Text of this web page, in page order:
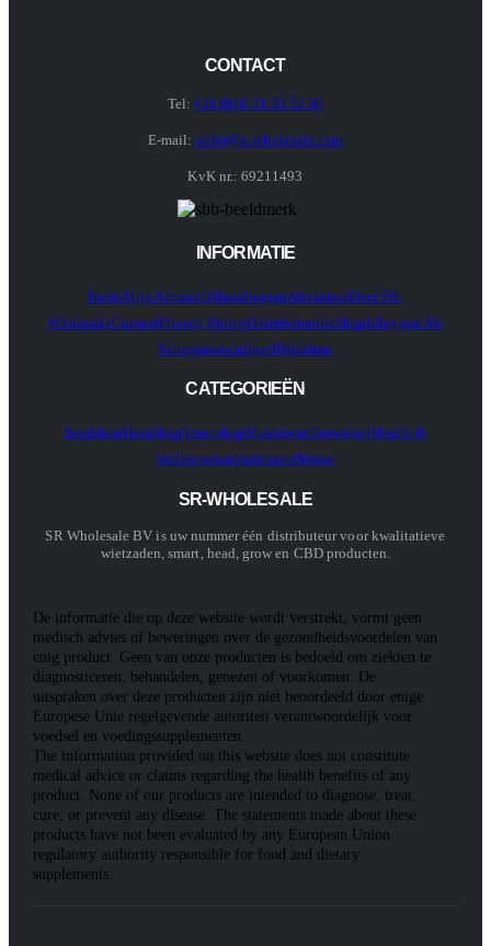
CONTACT
Tel: +31 (0) 6 51 33 52 30
E-mail: order@sr-wholesale.com
KvK nr.: 69211493
INFORMATIE
HomeMijn AccountWinkelwagenAfrekenenOver SR-
WholesaleContactPrivacy PolicyOrderformulierShopInloggen Als
VertegenwoordigerBijsluiters
CATEGORIEËN
SeedshopHeadshopSmartshopMushroomGrowshopHealth &
WellnessAanbiedingenNieuw
SR-WHOLESALE
SR Wholesale BV is uw nummer één distributeur voor kwalitatieve
wietzaden, smart, head, grow en CBD producten.
De informatie die op deze website wordt verstrekt, vormt geen
medisch advies of beweringen over de gezondheidsvoordelen van
enig product. Geen van onze producten is bedoeld om ziekten te
diagnosticeren, behandelen, genezen of voorkomen. De
uitspraken over deze producten zijn niet beoordeeld door enige
Europese Unie regelgevende autoriteit verantwoordelijk voor
voedsel en voedingssupplementen.
The information provided on this website does not constitute
medical advice or claims regarding the health benefits of any
product. None of our products are intended to diagnose, treat,
cure, or prevent any disease. The statements made about these
products have not been evaluated by any European Union
regulatory authority responsible for food and dietary
supplements.